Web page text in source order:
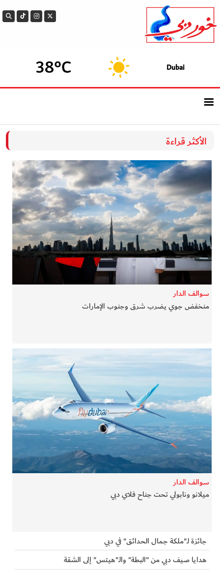
Dubai
38°C
الرئيسيــة
سوالف الدار
بيزنس
في المرمى
وثائقيات الخور
فن وثقافة
كوكب دبي
فيديو
كل الأقسام
أبناء الديرة
الفرجان
تكنولوجيا
من العالم
الأكثر قراءة
سوالف الدار
منخفض جوي يضرب شرق وجنوب الإمارات
سوالف الدار
ميلانو ونابولي تحت جناح فلاي دبي
جائزة لـ"ملكة جمال الحدائق" في دبي
هدايا صيف دبي من "البطة" والـ"هيتس" إلى الشقة